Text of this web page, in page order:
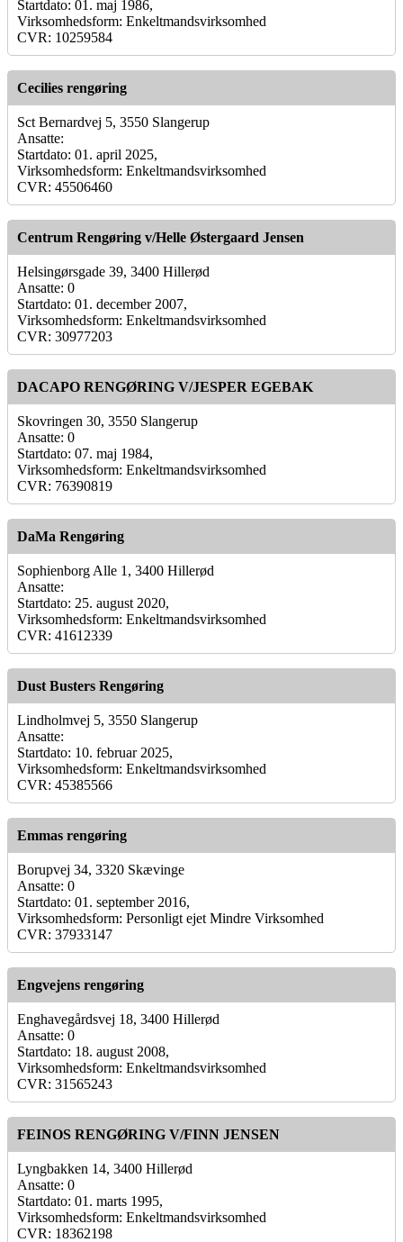
Startdato: 01. maj 1986,
Virksomhedsform: Enkeltmandsvirksomhed
CVR: 10259584
Cecilies rengøring
Sct Bernardvej 5, 3550 Slangerup
Ansatte:
Startdato: 01. april 2025,
Virksomhedsform: Enkeltmandsvirksomhed
CVR: 45506460
Centrum Rengøring v/Helle Østergaard Jensen
Helsingørsgade 39, 3400 Hillerød
Ansatte: 0
Startdato: 01. december 2007,
Virksomhedsform: Enkeltmandsvirksomhed
CVR: 30977203
DACAPO RENGØRING V/JESPER EGEBAK
Skovringen 30, 3550 Slangerup
Ansatte: 0
Startdato: 07. maj 1984,
Virksomhedsform: Enkeltmandsvirksomhed
CVR: 76390819
DaMa Rengøring
Sophienborg Alle 1, 3400 Hillerød
Ansatte:
Startdato: 25. august 2020,
Virksomhedsform: Enkeltmandsvirksomhed
CVR: 41612339
Dust Busters Rengøring
Lindholmvej 5, 3550 Slangerup
Ansatte:
Startdato: 10. februar 2025,
Virksomhedsform: Enkeltmandsvirksomhed
CVR: 45385566
Emmas rengøring
Borupvej 34, 3320 Skævinge
Ansatte: 0
Startdato: 01. september 2016,
Virksomhedsform: Personligt ejet Mindre Virksomhed
CVR: 37933147
Engvejens rengøring
Enghavegårdsvej 18, 3400 Hillerød
Ansatte: 0
Startdato: 18. august 2008,
Virksomhedsform: Enkeltmandsvirksomhed
CVR: 31565243
FEINOS RENGØRING V/FINN JENSEN
Lyngbakken 14, 3400 Hillerød
Ansatte: 0
Startdato: 01. marts 1995,
Virksomhedsform: Enkeltmandsvirksomhed
CVR: 18362198